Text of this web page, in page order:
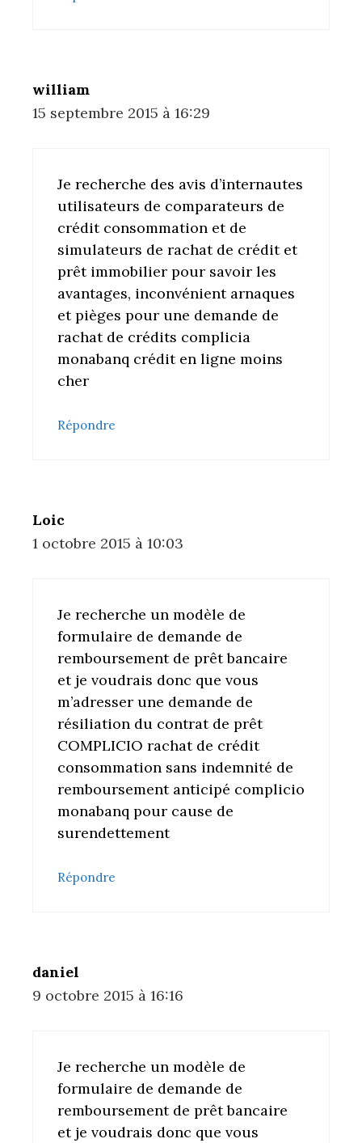
william
15 septembre 2015 à 16:29
Je recherche des avis d’internautes
utilisateurs de comparateurs de
crédit consommation et de
simulateurs de rachat de crédit et
prêt immobilier pour savoir les
avantages, inconvénient arnaques
et pièges pour une demande de
rachat de crédits complicia
monabanq crédit en ligne moins
cher
Répondre
Loic
1 octobre 2015 à 10:03
Je recherche un modèle de
formulaire de demande de
remboursement de prêt bancaire
et je voudrais donc que vous
m’adresser une demande de
résiliation du contrat de prêt
COMPLICIO rachat de crédit
consommation sans indemnité de
remboursement anticipé complicio
monabanq pour cause de
surendettement
Répondre
daniel
9 octobre 2015 à 16:16
Je recherche un modèle de
formulaire de demande de
remboursement de prêt bancaire
et je voudrais donc que vous